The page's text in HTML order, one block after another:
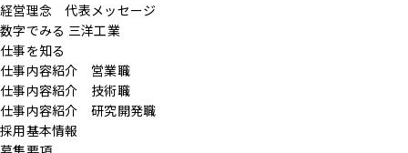
経営理念 代表メッセージ
数字でみる 三洋工業
仕事を知る
仕事内容紹介 営業職
仕事内容紹介 技術職
仕事内容紹介 研究開発職
採用基本情報